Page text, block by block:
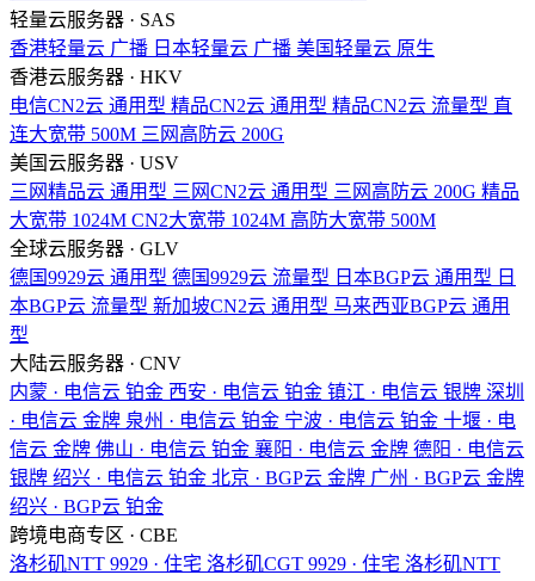
轻量云服务器 · SAS
香港轻量云 广播 日本轻量云 广播 美国轻量云 原生
香港云服务器 · HKV
电信CN2云 通用型 精品CN2云 通用型 精品CN2云 流量型 直
连大宽带 500M 三网高防云 200G
美国云服务器 · USV
三网精品云 通用型 三网CN2云 通用型 三网高防云 200G 精品
大宽带 1024M CN2大宽带 1024M 高防大宽带 500M
全球云服务器 · GLV
德国9929云 通用型 德国9929云 流量型 日本BGP云 通用型 日
本BGP云 流量型 新加坡CN2云 通用型 马来西亚BGP云 通用
型
大陆云服务器 · CNV
内蒙 · 电信云 铂金 西安 · 电信云 铂金 镇江 · 电信云 银牌 深圳
· 电信云 金牌 泉州 · 电信云 铂金 宁波 · 电信云 铂金 十堰 · 电
信云 金牌 佛山 · 电信云 铂金 襄阳 · 电信云 金牌 德阳 · 电信云
银牌 绍兴 · 电信云 铂金 北京 · BGP云 金牌 广州 · BGP云 金牌
绍兴 · BGP云 铂金
跨境电商专区 · CBE
洛杉矶NTT 9929 · 住宅 洛杉矶CGT 9929 · 住宅 洛杉矶NTT